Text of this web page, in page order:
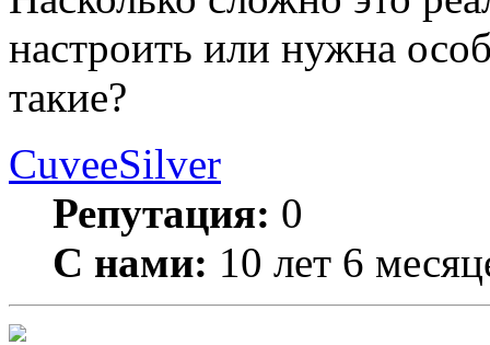
настроить или нужна
такие?
CuveeSilver
Репутация: 0
С нами: 10 лет 6